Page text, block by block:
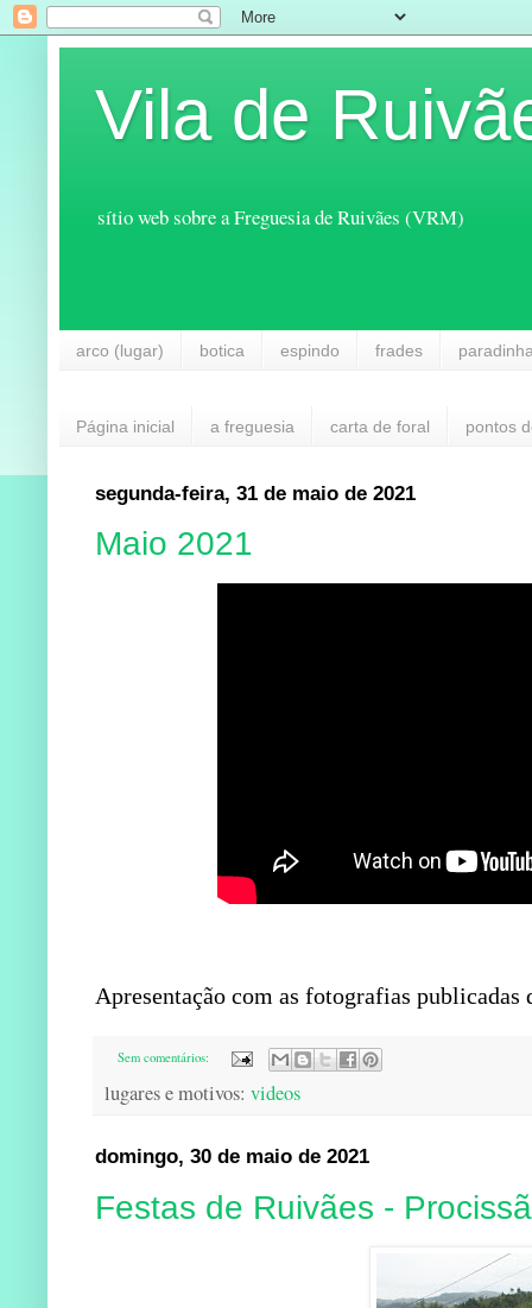
Vila de
sítio web sobre a Freguesia de Ruivães (VRM)
arco (lugar) botica espindo frades
Página inicial a freguesia carta de foral pontos
segunda-feira, 31 de maio de 2021
Maio 2021
Apresentação com as fotografias publicadas
Sem comentários:
lugares e motivos: videos
domingo, 30 de maio de 2021
Festas de Ruivães -